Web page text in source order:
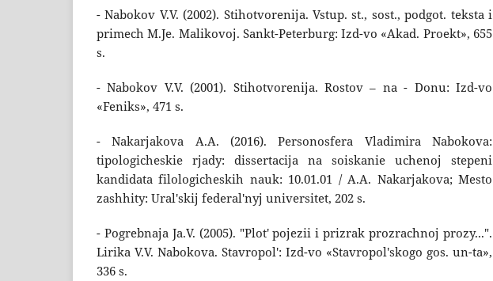
- Nabokov V.V. (2002). Stihotvorenija. Vstup. st., sost., podgot. teksta i
primech M.Je. Malikovoj. Sankt-Peterburg: Izd-vo «Akad. Proekt», 655
s.
- Nabokov V.V. (2001). Stihotvorenija. Rostov – na - Donu: Izd-vo
«Feniks», 471 s.
- Nakarjakova A.A. (2016). Personosfera Vladimira Nabokova:
tipologicheskie rjady: dissertacija na soiskanie uchenoj stepeni
kandidata filologicheskih nauk: 10.01.01 / A.A. Nakarjakova; Mesto
zashhity: Ural'skij federal'nyj universitet, 202 s.
- Pogrebnaja Ja.V. (2005). "Plot' pojezii i prizrak prozrachnoj prozy...".
Lirika V.V. Nabokova. Stavropol': Izd-vo «Stavropol'skogo gos. un-ta»,
336 s.